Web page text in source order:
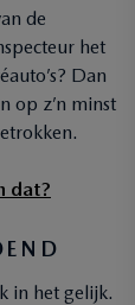
de
het
Dan
op z’n minst
dat?
in het gelijk.